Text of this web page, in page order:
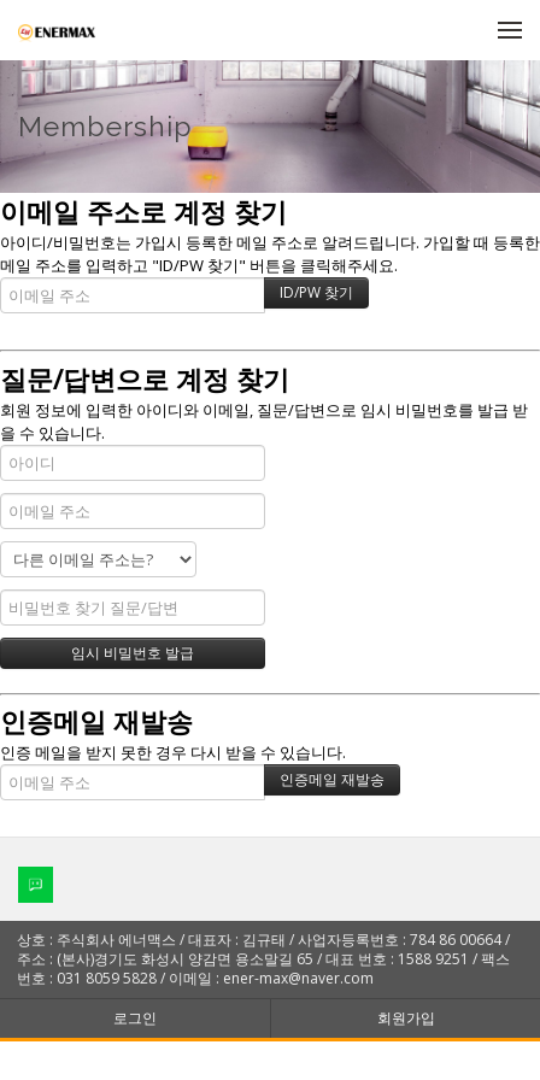
Membership
이메일 주소로 계정 찾기
아이디/비밀번호는 가입시 등록한 메일 주소로 알려드립니다. 가입할 때 등록한
메일 주소를 입력하고 "ID/PW 찾기" 버튼을 클릭해주세요.
질문/답변으로 계정 찾기
회원 정보에 입력한 아이디와 이메일, 질문/답변으로 임시 비밀번호를 발급 받
을 수 있습니다.
인증메일 재발송
인증 메일을 받지 못한 경우 다시 받을 수 있습니다.
상호 : 주식회사 에너맥스 / 대표자 : 김규태 / 사업자등록번호 : 784 86 00664 /
주소 : (본사)경기도 화성시 양감면 용소말길 65 / 대표 번호 : 1588 9251 / 팩스
번호 : 031 8059 5828 / 이메일 : ener-max@naver.com
로그인
회원가입